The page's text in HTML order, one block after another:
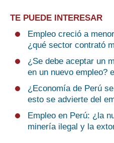
TE PUEDE INTERESAR
Empleo creció a
¿qué sector contrató
¿Se debe aceptar un
en un nuevo empleo?
¿Economía de Perú
esto se advierte del
Empleo en Perú: ¿la
minería ilegal y la